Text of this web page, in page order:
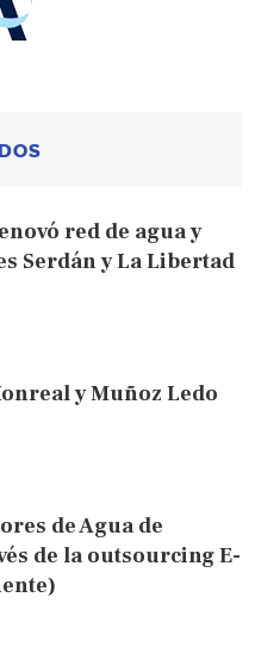
red de agua y
Serdán y La Libertad
y Muñoz Ledo
de Agua de
de la outsourcing E-